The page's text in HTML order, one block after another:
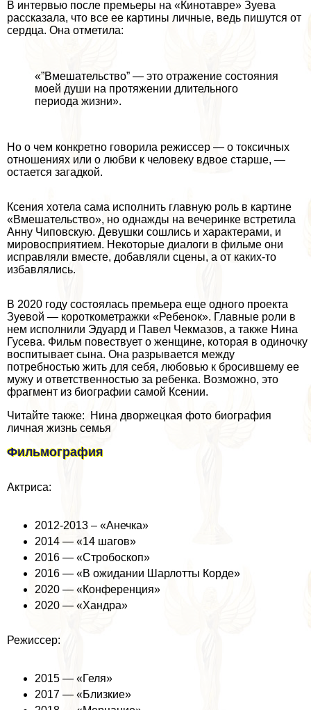
В интервью после премьеры на «Кинотавре» Зуева
рассказала, что все ее картины личные, ведь пишутся от
сердца. Она отметила:
«”Вмешательство” — это отражение состояния
моей души на протяжении длительного
периода жизни».
Но о чем конкретно говорила режиссер — о токсичных
отношениях или о любви к человеку вдвое старше, —
остается загадкой.
Ксения хотела сама исполнить главную роль в картине
«Вмешательство», но однажды на вечеринке встретила
Анну Чиповскую. Девушки сошлись и хаpaктерами, и
мировосприятием. Некоторые диалоги в фильме они
исправляли вместе, добавляли сцены, а от каких-то
избавлялись.
В 2020 году состоялась премьера еще одного проекта
Зуевой — короткометражки «Ребенок». Главные роли в
нем исполнили Эдуард и Павел Чекмaзoв, а также Нина
Гусева. Фильм повествует о женщине, которая в одиночку
воспитывает сына. Она разрывается между
потребностью жить для себя, любовью к бросившему ее
мужу и ответственностью за ребенка. Возможно, это
фрагмент из биографии самой Ксении.
Читайте также: Нина дворжецкая фото биография
личная жизнь семья
Фильмография
Актриса:
2012-2013 – «Анечка»
2014 — «14 шагов»
2016 — «Стробоскоп»
2016 — «В ожидании Шарлотты Корде»
2020 — «Конференция»
2020 — «Хандра»
Режиссер:
2015 — «Геля»
2017 — «Близкие»